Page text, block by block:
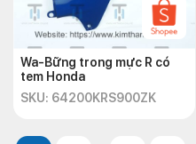
Wa-Bững trong mực R có
tem Honda
SKU: 64200KRS900ZK